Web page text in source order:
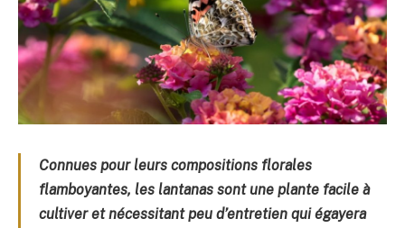
Connues pour leurs compositions florales
flamboyantes, les lantanas sont une plante facile à
cultiver et nécessitant peu d’entretien qui égayera